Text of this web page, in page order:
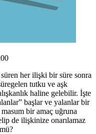
her ilişki bir süre sonra
tutku ve aşk
haline gelebilir. İşte
başlar ve yalanlar bir
bir amaç uğruna
de ilişkinize onarılamaz